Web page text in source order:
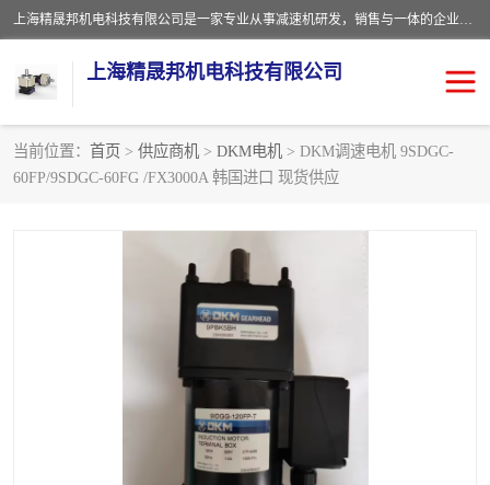
上海精晟邦机电科技有限公司是一家专业从事减速机研发，销售与一体的企业。公司拥有资深技术人员和技术团队服务人才，致力于为广大客户提供专业，细致的产品服务。主营产品有：中型减速电机，微型调速电机，精密行星减速机，蜗轮蜗杆减速机，RFKS四大系列减速机，SKM双曲面齿轮减速机，齿轮减速电机，行星减速机，防爆电机，变频器等系列；产品广泛用于汽车，船舶，能源，环保，包装，物流等领域，欢迎咨询。
上海精晟邦机电科技有限公司
当前位置： 首页 > 供应商机 > DKM电机 > DKM调速电机 9SDGC-
60FP/9SDGC-60FG /FX3000A 韩国进口 现货供应
减速电机 NMRV蜗轮蜗杆减速机
精晟邦四大系列
精晟邦微型齿轮减速电机
晟邦电机
东元电机